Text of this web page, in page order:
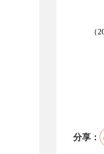
（
分享：